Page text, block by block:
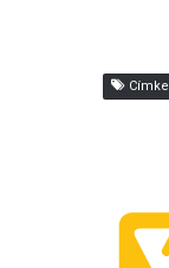
Címke